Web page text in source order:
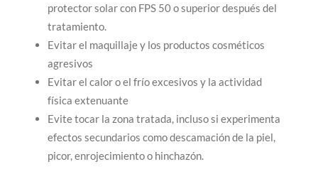
protector solar con FPS 50 o superior después del
tratamiento.
Evitar el maquillaje y los productos cosméticos
agresivos
Evitar el calor o el frío excesivos y la actividad
física extenuante
Evite tocar la zona tratada, incluso si experimenta
efectos secundarios como descamación de la piel,
picor, enrojecimiento o hinchazón.